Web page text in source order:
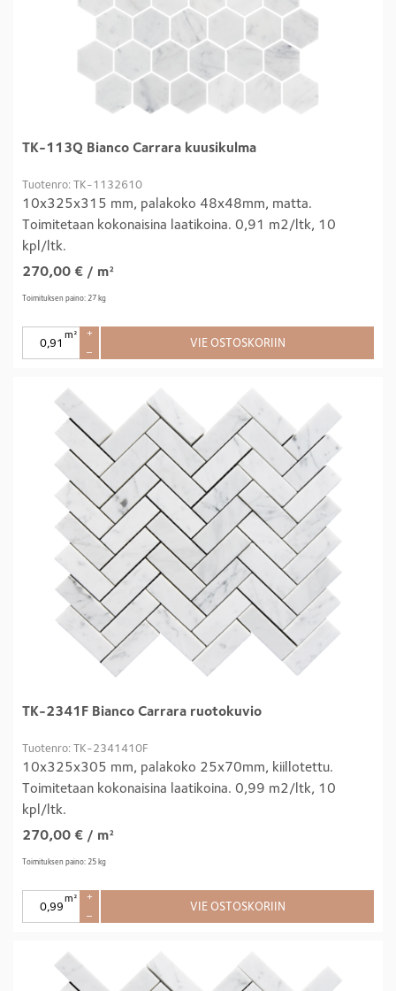
TK-113Q Bianco Carrara kuusikulma
Tuotenro: TK-1132610
10x325x315 mm, palakoko 48x48mm, matta.
Toimitetaan kokonaisina laatikoina. 0,91 m2/ltk, 10
kpl/ltk.
270,00 € / m²
Toimituksen paino: 27 kg
m²
+
–
VIE OSTOSKORIIN
TK-2341F Bianco Carrara ruotokuvio
Tuotenro: TK-2341410F
10x325x305 mm, palakoko 25x70mm, kiillotettu.
Toimitetaan kokonaisina laatikoina. 0,99 m2/ltk, 10
kpl/ltk.
270,00 € / m²
Toimituksen paino: 25 kg
m²
+
–
VIE OSTOSKORIIN